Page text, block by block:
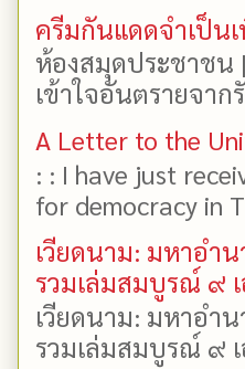
ครีมกันแดดจำเป็นเ
ห้องสมุดประชาชน
เข้าใจอันตรายจาก
A Letter to the
: : I have just
for democracy in
เวียดนาม: มหาอำ
รวมเล่มสมบูรณ์ ๙
เวียดนาม: มหาอำ
รวมเล่มสมบูรณ์ ๙ เ